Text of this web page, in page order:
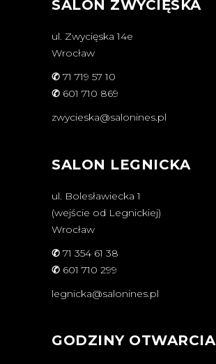
SALON ZWYCIĘSKA
ul. Zwycięska 14e
Wrocław
✆ 71 719 57 10
✆ 601 710 869
zwycieska@salonines.pl
SALON LEGNICKA
ul. Bolesławiecka 1
(wejście od Legnickiej)
Wrocław
✆ 71 354 61 38
✆ 601 710 299
legnicka@salonines.pl
GODZINY OTWARCIA